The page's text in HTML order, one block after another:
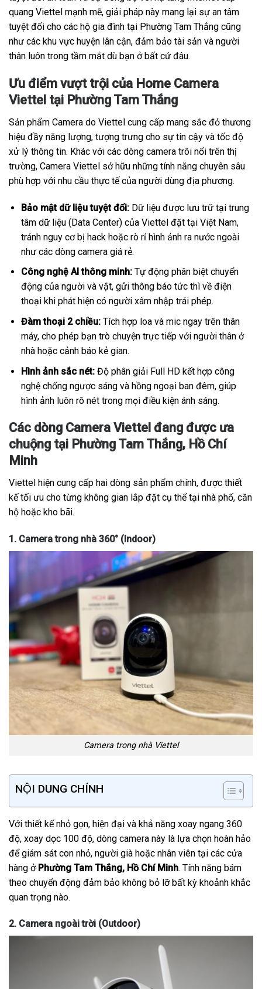
quang Viettel mạnh mẽ, giải pháp này mang lại sự an tâm
tuyệt đối cho các hộ gia đình tại Phường Tam Thắng cũng
như các khu vực huyện lân cận, đảm bảo tài sản và người
thân luôn trong tầm mắt dù bạn ở bất cứ đâu.
Ưu điểm vượt trội của Home Camera
Viettel tại Phường Tam Thắng
Sản phẩm Camera do Viettel cung cấp mang sắc đỏ thương
hiệu đầy năng lượng, tượng trưng cho sự tin cậy và tốc độ
xử lý thông tin. Khác với các dòng camera trôi nổi trên thị
trường, Camera Viettel sở hữu những tính năng chuyên sâu
phù hợp với nhu cầu thực tế của người dùng địa phương.
Bảo mật dữ liệu tuyệt đối:Dữ liệu được lưu trữ tại trung
tâm dữ liệu (Data Center) của Viettel đặt tại Việt Nam,
tránh nguy cơ bị hack hoặc rò rỉ hình ảnh ra nước ngoài
như các dòng camera giá rẻ.
Công nghệ AI thông minh:Tự động phân biệt chuyển
động của người và vật, gửi thông báo tức thì về điện
thoại khi phát hiện có người xâm nhập trái phép.
Đàm thoại 2 chiều:Tích hợp loa và mic ngay trên thân
máy, cho phép bạn trò chuyện trực tiếp với người thân ở
nhà hoặc cảnh báo kẻ gian.
Hình ảnh sắc nét:Độ phân giải Full HD kết hợp công
nghệ chống ngược sáng và hồng ngoại ban đêm, giúp
hình ảnh luôn rõ nét trong mọi điều kiện ánh sáng.
Các dòng Camera Viettel đang được ưa
chuộng tại Phường Tam Thắng, Hồ Chí
Minh
Viettel hiện cung cấp hai dòng sản phẩm chính, được thiết
kế tối ưu cho từng không gian lắp đặt cụ thể tại nhà phố, căn
hộ hoặc kho bãi.
1. Camera trong nhà 360° (Indoor)
Camera trong nhà Viettel
NỘI DUNG CHÍNH
Với thiết kế nhỏ gọn, hiện đại và khả năng xoay ngang 360
độ, xoay dọc 100 độ, dòng camera này là lựa chọn hoàn hảo
để giám sát con nhỏ, người già hoặc nhân viên tại các cửa
hàng ở Phường Tam Thắng, Hồ Chí Minh. Tính năng bám
theo chuyển động đảm bảo không bỏ lỡ bất kỳ khoảnh khắc
quan trọng nào.
2. Camera ngoài trời (Outdoor)